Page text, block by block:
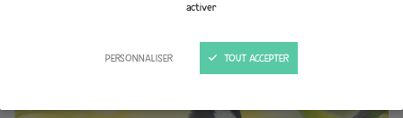
activer
PERSONNALISER TOUT ACCEPTER